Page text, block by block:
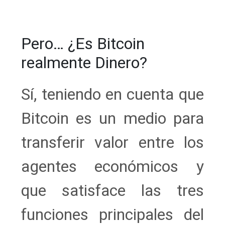
Pero… ¿Es Bitcoin
realmente Dinero?
Sí, teniendo en cuenta que
Bitcoin es un medio para
transferir valor entre los
agentes económicos y
que satisface las tres
funciones principales del